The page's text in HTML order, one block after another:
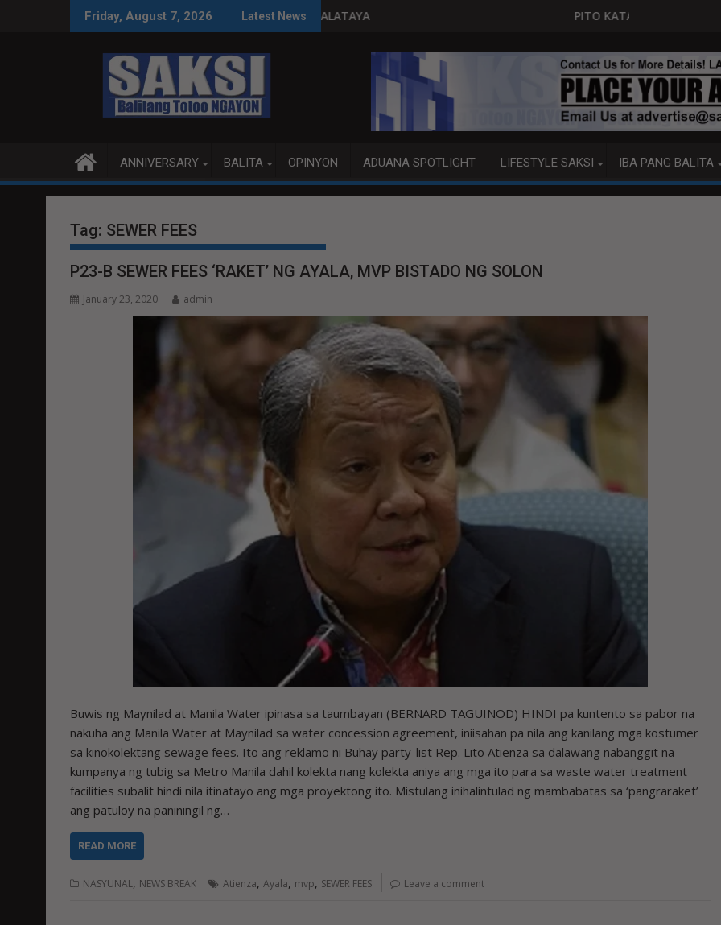
Friday, August 7, 2026 Latest News
susi sa pag-unladPANANAMPALATAYA PITO KATAO NASAGIP SA TUMAOB NA PUMP BOAT
ANNIVERSARY BALITA OPINYON ADUANA SPOTLIGHT LIFESTYLE SAKSI IBA PANG BALITA
Tag: SEWER FEES
P23-B SEWER FEES ‘RAKET’ NG AYALA, MVP BISTADO NG SOLON
January 23, 2020 admin
Buwis ng Maynilad at Manila Water ipinasa sa taumbayan (BERNARD TAGUINOD) HINDI pa kuntento sa pabor na
nakuha ang Manila Water at Maynilad sa water concession agreement, iniisahan pa nila ang kanilang mga kostumer
sa kinokolektang sewage fees. Ito ang reklamo ni Buhay party-list Rep. Lito Atienza sa dalawang nabanggit na
kumpanya ng tubig sa Metro Manila dahil kolekta nang kolekta aniya ang mga ito para sa waste water treatment
facilities subalit hindi nila itinatayo ang mga proyektong ito. Mistulang inihalintulad ng mambabatas sa ‘pangraraket’
ang patuloy na paniningil ng…
READ MORE
NASYUNAL, NEWS BREAK Atienza, Ayala, mvp, SEWER FEES Leave a comment